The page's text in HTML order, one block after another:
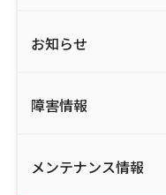
お知らせ
障害情報
メンテナンス情報